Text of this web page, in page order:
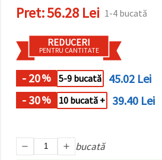
Аcceptati
toate!
Setări
Pret:56.28 Lei 1-4 bucată
REDUCERI
PENTRU CANTITATE
- 20% 5-9 bucată
45.02 Lei
- 30% 10 bucată + 39.40 Lei
bucată